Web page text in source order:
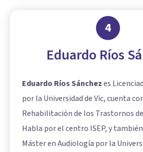
4
Eduardo Ríos
Eduardo Ríos Sánchezes
por la Universidad de Vic, cuenta
Rehabilitación de los Trastornos
Habla por el centro ISEP, y
Máster en Audiología por la